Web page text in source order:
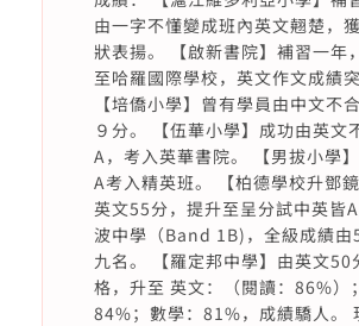
由一字不懂變成班內英文翹楚，
狀表揚。 【啟新書院】補習一年
至哈羅國際學校，英文作文成績突
【培僑小學】曾有學員由中文不
９分。 【伍華小學】成功由英文
A，考入英華書院。 【男拔小學
A考入精英班。 【柏德學校升鄧
英文55分，提升至呈分試中英皆
波中學（Band 1B)，全級成績由
九名。 【羅定邦中學】由英文50
格，升至 英文：（閱讀：86%）
84%；數學：81%，成績驕人。